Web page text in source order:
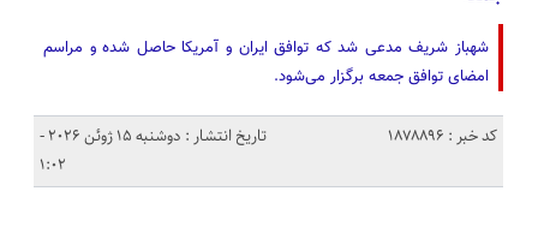
شهباز شریف مدعی شد که توافق ایران و آمریکا حاصل شده و مراسم
امضای توافق جمعه برگزار می‌شود.
کد خبر : 1878896
تاریخ انتشار : دوشنبه 15 ژوئن 2026 -
1:02